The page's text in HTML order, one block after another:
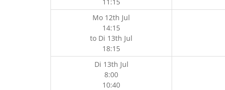
Mo 12th Jul
14:15
to Di 13th Jul
18:15
Di 13th Jul
8:00
10:40